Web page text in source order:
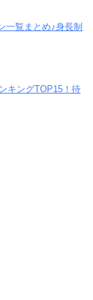
一覧まとめ♪身長制
キングTOP15！待